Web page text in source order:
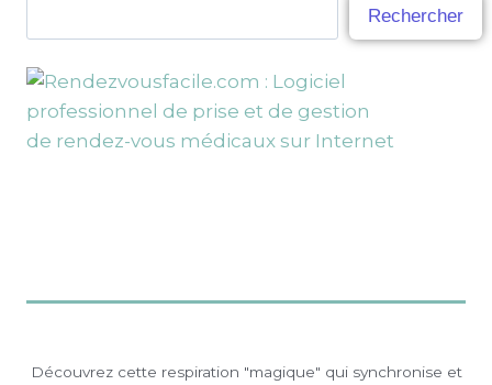
Rechercher
Découvrez cette respiration "magique" qui synchronise et